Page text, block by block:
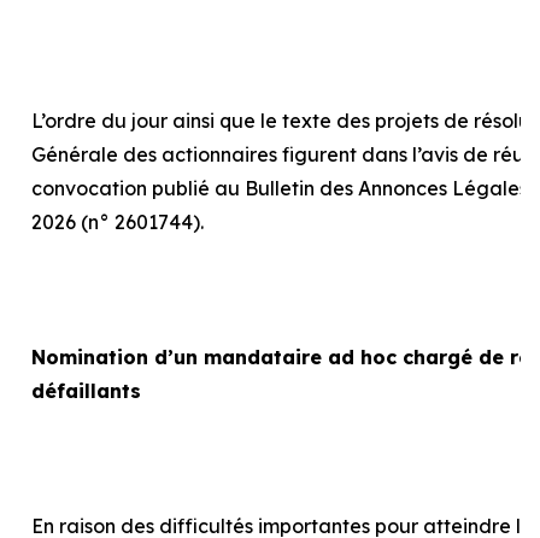
L’ordre du jour ainsi que le texte des projets de
Générale des actionnaires figurent dans l’avis de
convocation publié au Bulletin des Annonces Légales
2026 (n° 2601744).
Nomination d’un mandataire ad hoc chargé de
défaillants
En raison des difficultés importantes pour atteindre le